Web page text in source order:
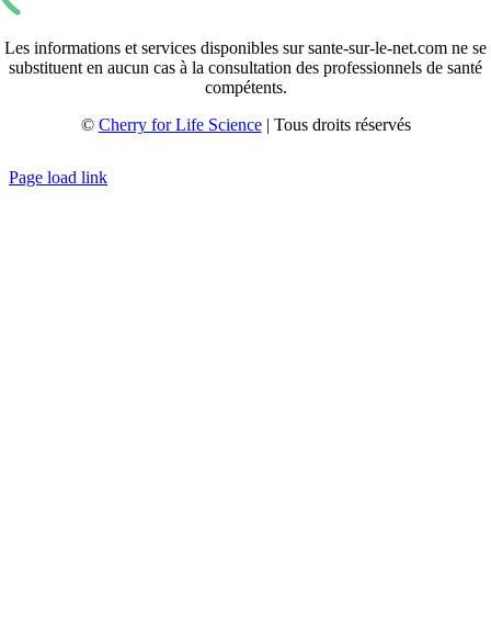
Les informations et services disponibles sur sante-sur-le-net.com ne se
substituent en aucun cas à la consultation des professionnels de santé
compétents.
© Cherry for Life Science| Tous droits réservés
Page load link